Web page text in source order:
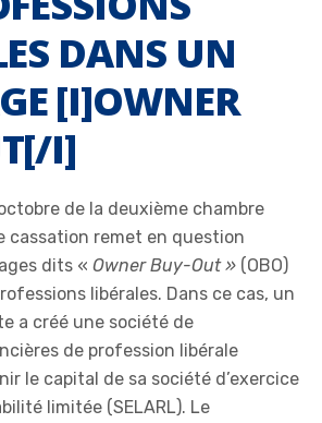
DANS UN
[I]OWNER
I]
de la deuxième chambre
cassation remet en question
dits « Owner Buy-Out » (OBO)
libérales. Dans ce cas, un
a créé une société de
de profession libérale
le capital de sa société d’exercice
limitée (SELARL). Le